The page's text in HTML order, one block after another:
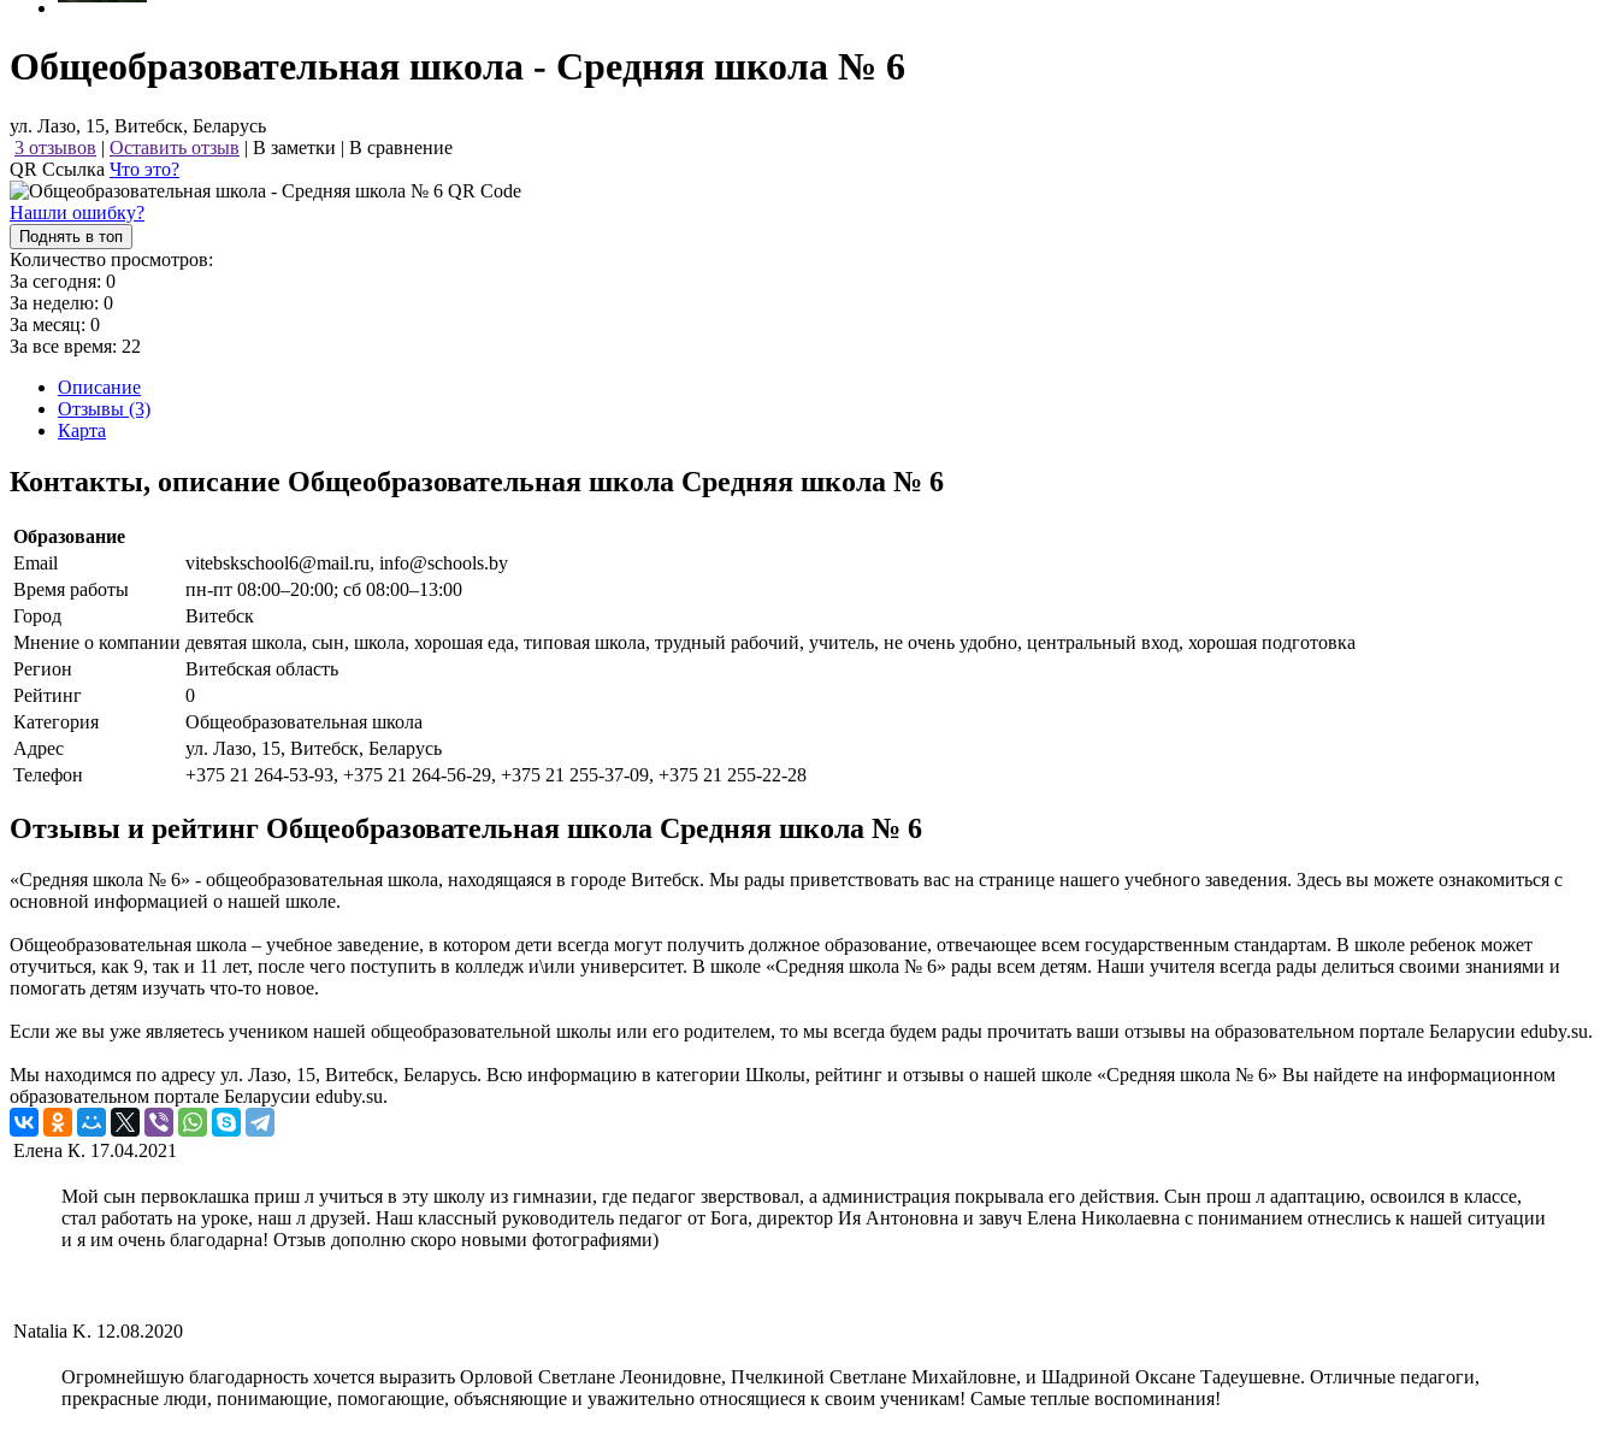
Общеобразовательная школа - Средняя школа № 6
ул. Лазо, 15, Витебск, Беларусь
3 отзывов | Оставить отзыв | В заметки | В сравнение
QR Ссылка Что это?
Нашли ошибку?
Поднять в топ
Количество просмотров:
За сегодня: 0
За неделю: 0
За месяц: 0
За все время: 22
Описание
Отзывы (3)
Карта
Контакты, описание Общеобразовательная школа Средняя школа № 6
Образование
Email
vitebskschool6@mail.ru, info@schools.by
Время работы
пн-пт 08:00–20:00; сб 08:00–13:00
Город
Витебск
Мнение о компании девятая школа, сын, школа, хорошая еда, типовая школа, трудный рабочий, учитель, не очень удобно, центральный вход, хорошая подготовка
Регион
Витебская область
Рейтинг
0
Категория
Общеобразовательная школа
Адрес
ул. Лазо, 15, Витебск, Беларусь
Телефон
+375 21 264-53-93, +375 21 264-56-29, +375 21 255-37-09, +375 21 255-22-28
Отзывы и рейтинг Общеобразовательная школа Средняя школа № 6
«Средняя школа № 6» - общеобразовательная школа, находящаяся в городе Витебск. Мы рады приветствовать вас на странице нашего учебного заведения. Здесь вы можете ознакомиться с
основной информацией о нашей школе.
Общеобразовательная школа – учебное заведение, в котором дети всегда могут получить должное образование, отвечающее всем государственным стандартам. В школе ребенок может
отучиться, как 9, так и 11 лет, после чего поступить в колледж и\или университет. В школе «Средняя школа № 6» рады всем детям. Наши учителя всегда рады делиться своими знаниями и
помогать детям изучать что-то новое.
Если же вы уже являетесь учеником нашей общеобразовательной школы или его родителем, то мы всегда будем рады прочитать ваши отзывы на образовательном портале Беларусии eduby.su.
Мы находимся по адресу ул. Лазо, 15, Витебск, Беларусь. Всю информацию в категории Школы, рейтинг и отзывы о нашей школе «Средняя школа № 6» Вы найдете на информационном
образовательном портале Беларусии eduby.su.
Елена К. 17.04.2021
Мой сын первоклашка приш л учиться в эту школу из гимназии, где педагог зверствовал, а администрация покрывала его действия. Сын прош л адаптацию, освоился в классе,
стал работать на уроке, наш л друзей. Наш классный руководитель педагог от Бога, директор Ия Антоновна и завуч Елена Николаевна с пониманием отнеслись к нашей ситуации
и я им очень благодарна! Отзыв дополню скоро новыми фотографиями)
Natalia K. 12.08.2020
Огромнейшую благодарность хочется выразить Орловой Светлане Леонидовне, Пчелкиной Светлане Михайловне, и Шадриной Оксане Тадеушевне. Отличные педагоги,
прекрасные люди, понимающие, помогающие, объясняющие и уважительно относящиеся к своим ученикам! Самые теплые воспоминания!